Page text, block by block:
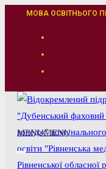
ПерейтиМОВА ОСВІТНЬОГО
MENUMENU